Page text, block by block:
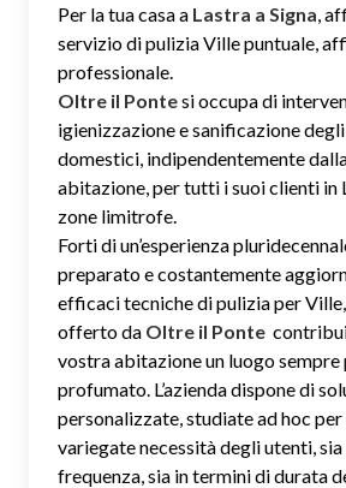
Per la tua casa a Lastra a Signa,
servizio di pulizia Ville puntuale,
professionale.
Oltre il Pontesi occupa di
igienizzazione e sanificazione
domestici, indipendentemente
abitazione, per tutti i suoi clienti in
zone limitrofe.
Forti di un’esperienza
preparato e costantemente
efficaci tecniche di pulizia per
offerto da Oltre il Ponte
vostra abitazione un luogo sempre
profumato. L’azienda dispone di
personalizzate, studiate ad hoc
variegate necessità degli utenti,
frequenza, sia in termini di durata